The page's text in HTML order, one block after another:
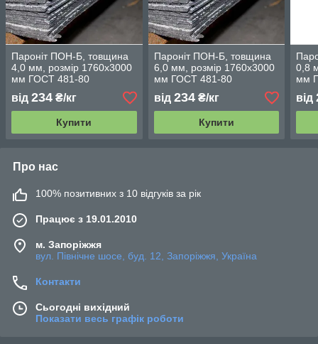
Пароніт ПОН-Б, товщина
4,0 мм, розмір 1760х3000
мм ГОСТ 481-80
від 234 ₴/кг
Купити
Пароніт ПОН-Б, товщина
6,0 мм, розмір 1760х3000
мм ГОСТ 481-80
від 234₴/кг
Купити
0,8
мм
від
Про нас
100% позитивних з 10 відгуків за рік
Працює з 19.01.2010
м. Запоріжжя
вул. Північне шосе, буд. 12, Запоріжжя, Україна
Контакти
Сьогодні вихідний
Показати весь графік роботи